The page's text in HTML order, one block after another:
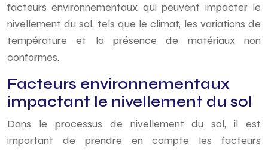
facteurs environnementaux qui peuvent impacter le
nivellement du sol, tels que le climat, les variations de
température et la présence de matériaux non
conformes.
Facteurs environnementaux
impactant le nivellement du sol
Dans le processus de nivellement du sol, il est
important de prendre en compte les facteurs